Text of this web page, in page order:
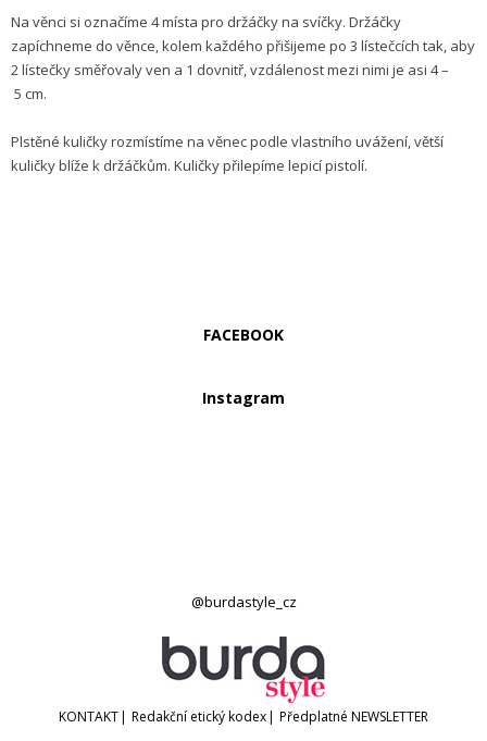
Na věnci si označíme 4 místa pro držáčky na svíčky. Držáčky
zapíchneme do věnce, kolem každého přišijeme po 3 lístečcích tak, aby
2 lístečky směřovaly ven a 1 dovnitř, vzdálenost mezi nimi je asi 4 –
5 cm.
Plstěné kuličky rozmístíme na věnec po­dle vlastního uvážení, větší
kuličky blíže k držáčkům. Kuličky přilepíme lepicí pistolí.
FACEBOOK
Instagram
@burdastyle_cz
KONTAKT| Redakční etický kodex| Předplatné NEWSLETTER